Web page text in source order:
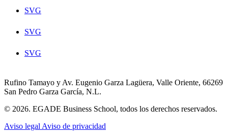
SVG
SVG
SVG
Rufino Tamayo y Av. Eugenio Garza Lagüera, Valle Oriente, 66269
San Pedro Garza García, N.L.
© 2026. EGADE Business School, todos los derechos reservados.
Aviso legal Aviso de privacidad